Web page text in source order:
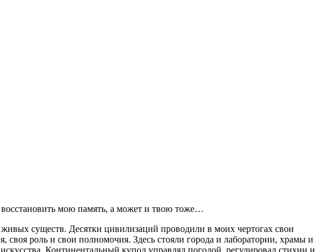
мою память, а может и твою тоже…
существ. Десятки цивилизаций проводили в моих чертогах свои
роль и свои полномочия. Здесь стояли города и лаборатории, храмы и
Континентальный купол управлял погодой, регулировал стихии и